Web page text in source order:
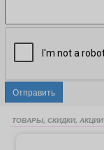
Отправить
ТОВАРЫ, СКИДКИ, АКЦИИ